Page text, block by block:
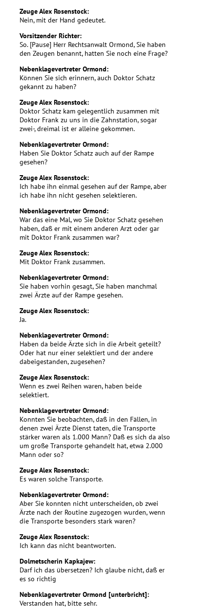
Zeuge Alex Rosenstock:
Nein, mit der Hand gedeutet.
Vorsitzender Richter:
So. [Pause] Herr Rechtsanwalt Ormond, Sie haben
den Zeugen benannt, hatten Sie noch eine Frage?
Nebenklagevertreter Ormond:
Können Sie sich erinnern, auch Doktor Schatz
gekannt zu haben?
Zeuge Alex Rosenstock:
Doktor Schatz kam gelegentlich zusammen mit
Doktor Frank zu uns in die Zahnstation, sogar
zwei-, dreimal ist er alleine gekommen.
Nebenklagevertreter Ormond:
Haben Sie Doktor Schatz auch auf der Rampe
gesehen?
Zeuge Alex Rosenstock:
Ich habe ihn einmal gesehen auf der Rampe, aber
ich habe ihn nicht gesehen selektieren.
Nebenklagevertreter Ormond:
War das eine Mal, wo Sie Doktor Schatz gesehen
haben, daß er mit einem anderen Arzt oder gar
mit Doktor Frank zusammen war?
Zeuge Alex Rosenstock:
Mit Doktor Frank zusammen.
Nebenklagevertreter Ormond:
Sie haben vorhin gesagt, Sie haben manchmal
zwei Ärzte auf der Rampe gesehen.
Zeuge Alex Rosenstock:
Ja.
Nebenklagevertreter Ormond:
Haben da beide Ärzte sich in die Arbeit geteilt?
Oder hat nur einer selektiert und der andere
dabeigestanden, zugesehen?
Zeuge Alex Rosenstock:
Wenn es zwei Reihen waren, haben beide
selektiert.
Nebenklagevertreter Ormond:
Konnten Sie beobachten, daß in den Fällen, in
denen zwei Ärzte Dienst taten, die Transporte
stärker waren als 1.000 Mann? Daß es sich da also
um große Transporte gehandelt hat, etwa 2.000
Mann oder so?
Zeuge Alex Rosenstock:
Es waren solche Transporte.
Nebenklagevertreter Ormond:
Aber Sie konnten nicht unterscheiden, ob zwei
Ärzte nach der Routine zugezogen wurden, wenn
die Transporte besonders stark waren?
Zeuge Alex Rosenstock:
Ich kann das nicht beantworten.
Dolmetscherin Kapkajew:
Darf ich das übersetzen? Ich glaube nicht, daß er
es so richtig
Nebenklagevertreter Ormond [unterbricht]:
Verstanden hat, bitte sehr.